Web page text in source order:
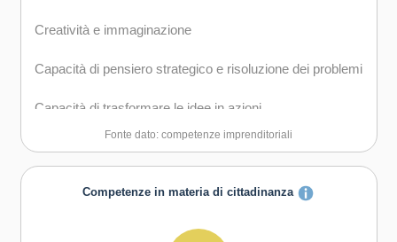
Creatività e immaginazione
Capacità di pensiero strategico e risoluzione dei problemi
Capacità di trasformare le idee in azioni
Capacità di assumere l'iniziativa
Fonte dato: competenze imprenditoriali
Competenze in materia di cittadinanza